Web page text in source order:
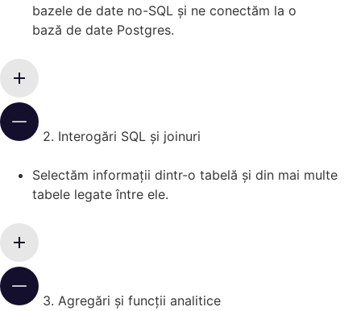
bazele de date no-SQL și ne conectăm la o
bază de date Postgres.
2. Interogări SQL și joinuri
Selectăm informații dintr-o tabelă și din mai multe
tabele legate între ele.
3. Agregări și funcții analitice